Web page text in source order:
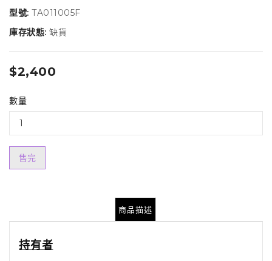
型號: TA011005F
庫存狀態: 缺貨
$2,400
數量
售完
商品描述
持有者